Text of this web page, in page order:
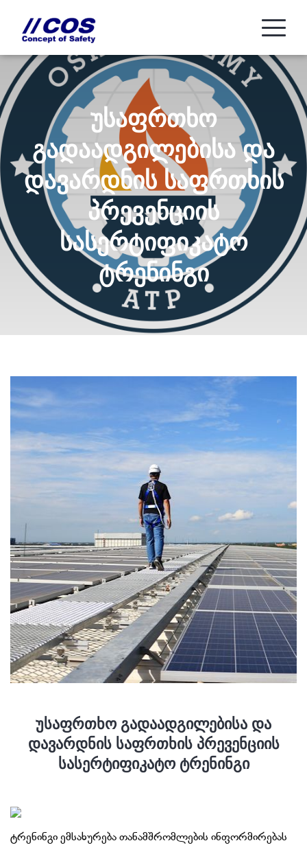
უსაფრთხო
გადაადგილებისა და
დავარდნის საფრთხის
პრევენციის
სასერტიფიკატო
ტრენინგი
უსაფრთხო გადაადგილებისა და
დავარდნის საფრთხის პრევენციის
სასერტიფიკატო ტრენინგი
ტრენინგი ემსახურება თანამშრომლების ინფორმირებას